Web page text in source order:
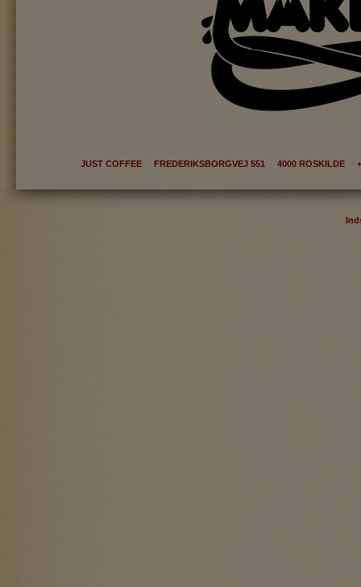
JUST COFFEE FREDERIKSBORGVEJ 551 4000 ROSKILDE